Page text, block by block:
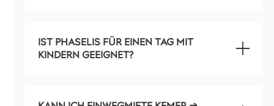
IST PHASELIS FÜR EINEN TAG MIT
KINDERN GEEIGNET?